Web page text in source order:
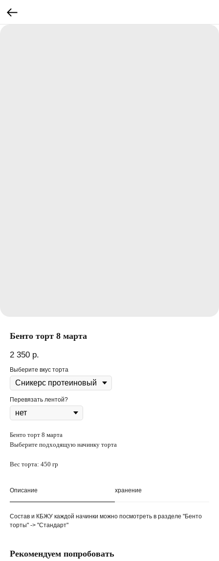
Бенто торт 8 марта
2 350 р.
Выберите вкус торта
Перевязать лентой?
Бенто торт 8 марта
Выберите подходящую начинку торта
Вес торта: 450 гр
Описание хранение
Состав и КБЖУ каждой начинки можно посмотреть в разделе "Бенто
торты" -> "Стандарт"
Рекомендуем попробовать